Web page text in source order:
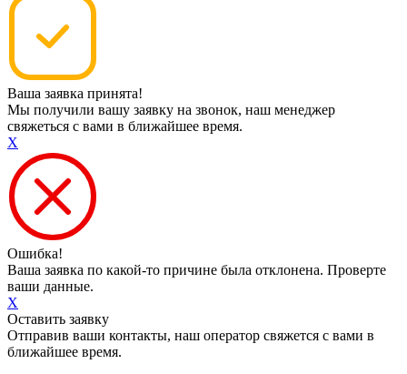
Ваша заявка принята!
Мы получили вашу заявку на звонок, наш менеджер
свяжеться с вами в ближайшее время.
X
Ошибка!
Ваша заявка по какой-то причине была отклонена. Проверте
ваши данные.
X
Оставить заявку
Отправив ваши контакты, наш оператор свяжется с вами в
ближайшее время.